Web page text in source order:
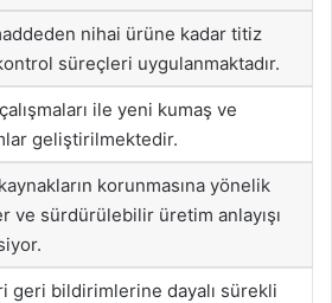
nihai ürüne kadar titiz
süreçleri uygulanmaktadır.
ile yeni kumaş ve
geliştirilmektedir.
korunmasına yönelik
ve sürdürülebilir üretim anlayışı
geri bildirimlerine dayalı sürekli